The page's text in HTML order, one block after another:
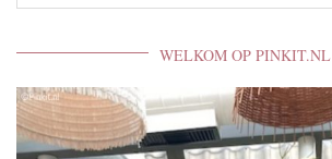
WELKOM OP PINKIT.NL